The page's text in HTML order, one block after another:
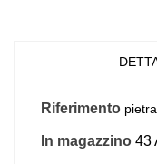
Riferimento
In magazzino 43